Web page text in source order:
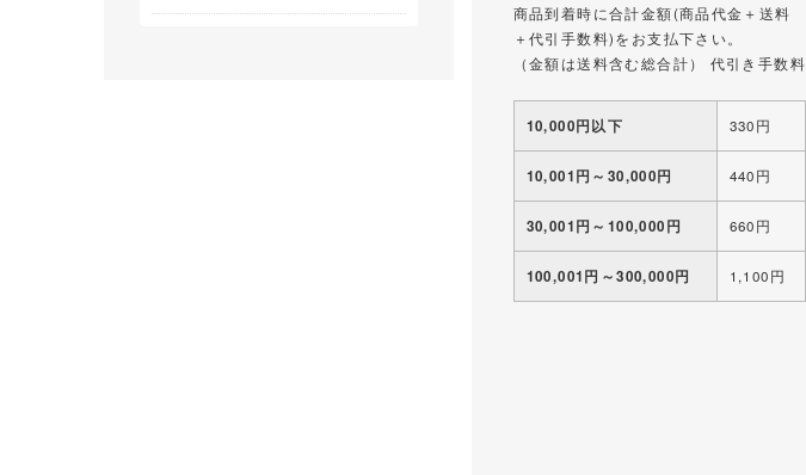
商品到着時に合計金額(商品代金＋送料
＋代引手数料)をお支払下さい。
（金額は送料含む総合計） 代引き手数料
10,000円以下 330円
10,001円～30,000円 440円
30,001円～100,000円 660円
100,001円～300,000円 1,100円